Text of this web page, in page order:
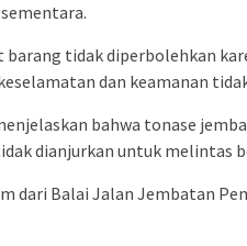
barang tidak diperbolehkan
dan keamanan
bahwa tonase
dianjurkan untuk melintas
dari Balai Jalan Jembatan